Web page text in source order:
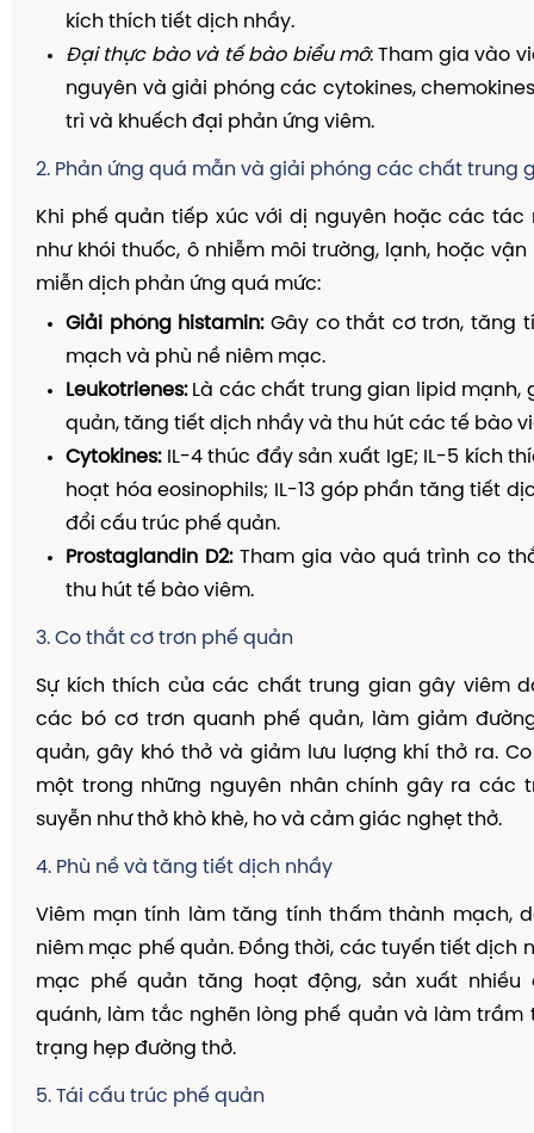
kích thích tiết dịch nhầy.
Đại thực bào và tế bào biểu mô: Tham gia vào
nguyên và giải phóng các cytokines,
trì và khuếch đại phản ứng viêm.
2. Phản ứng quá mẫn và giải phóng các chất trung
Khi phế quản tiếp xúc với dị nguyên hoặc các tác
như khói thuốc, ô nhiễm môi trường, lạnh, hoặc
miễn dịch phản ứng quá mức:
Giải phóng histamin:Gây co thắt cơ trơn, tăng
mạch và phù nề niêm mạc.
Leukotrienes:Là các chất trung gian lipid mạnh,
quản, tăng tiết dịch nhầy và thu hút các tế bào
Cytokines:IL-4 thúc đẩy sản xuất IgE; IL-5 kích
hoạt hóa eosinophils; IL-13 góp phần tăng tiết
đổi cấu trúc phế quản.
Prostaglandin D2:Tham gia vào quá trình co
thu hút tế bào viêm.
3. Co thắt cơ trơn phế quản
Sự kích thích của các chất trung gian gây viêm
các bó cơ trơn quanh phế quản, làm giảm
quản, gây khó thở và giảm lưu lượng khí thở ra.
một trong những nguyên nhân chính gây ra các
suyễn như thở khò khè, ho và cảm giác nghẹt thở.
4. Phù nề và tăng tiết dịch nhầy
Viêm mạn tính làm tăng tính thấm thành mạch,
niêm mạc phế quản. Đồng thời, các tuyến tiết dịch
mạc phế quản tăng hoạt động, sản xuất nhiều
quánh, làm tắc nghẽn lòng phế quản và làm trầm
trạng hẹp đường thở.
5. Tái cấu trúc phế quản